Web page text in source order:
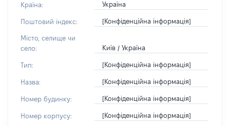
Країна: Україна
Поштовий індекс: [Конфіденційна інформація]
Місто, селище чи
село:
Київ / Україна
Тип: [Конфіденційна інформація]
Назва: [Конфіденційна інформація]
Номер будинку: [Конфіденційна інформація]
Номер корпусу: [Конфіденційна інформація]